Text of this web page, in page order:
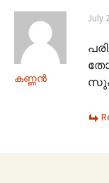
കണ്ണന്‍
July